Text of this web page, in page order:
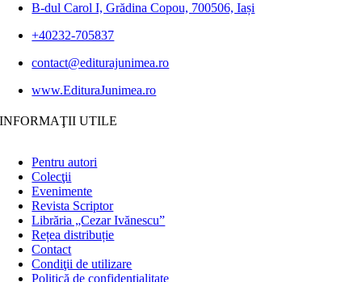
B-dul Carol I, Grădina Copou, 700506, Iași
+40232-705837
contact@editurajunimea.ro
www.EdituraJunimea.ro
INFORMAŢII UTILE
Pentru autori
Colecţii
Evenimente
Revista Scriptor
Librăria „Cezar Ivănescu”
Rețea distribuție
Contact
Condiţii de utilizare
Politică de confidențialitate